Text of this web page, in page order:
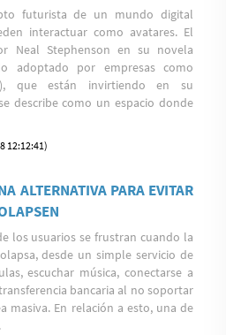
futurista de un mundo digital
interactuar como avatares. El
Neal Stephenson en su novela
adoptado por empresas como
que están invirtiendo en su
describe como un espacio donde
12:12:41)
ALTERNATIVA PARA EVITAR
los usuarios se frustran cuando la
desde un simple servicio de
escuchar música, conectarse a
bancaria al no soportar
masiva. En relación a esto, una de